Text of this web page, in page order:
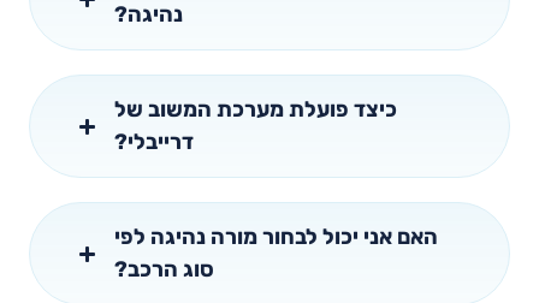
נהיגה?
כיצד פועלת מערכת המשוב של
דרייבלי?
האם אני יכול לבחור מורה נהיגה לפי
סוג הרכב?